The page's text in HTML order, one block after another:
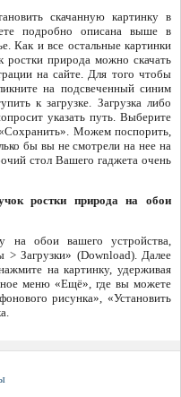
скачанную картинку в
подробно описана выше в
Как и все остальные картинки
ростки природа можно скачать
на сайте. Для того чтобы
на подсвеченный синим
к загрузке. Загрузка либо
указать путь. Выберите
Можем поспорить,
бы вы не смотрели на нее на
стол Вашего гаджета очень
ростки природа на обои
на обои вашего устройства,
> Загрузки» (Download). Далее
на картинку, удерживая
меню «Ещё», где вы можете
рисунка», «Установить